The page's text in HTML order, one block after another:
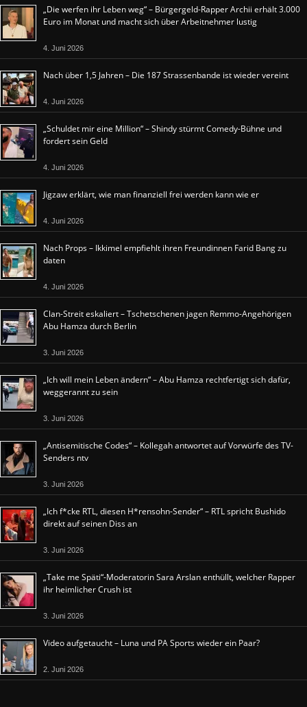
„Die werfen ihr Leben weg“ – Bürgergeld-Rapper Archii erhält 3.000
Euro im Monat und macht sich über Arbeitnehmer lustig
4. Juni 2026
Nach über 1,5 Jahren – Die 187 Strassenbande ist wieder vereint
4. Juni 2026
„Schuldet mir eine Million“ – Shindy stürmt Comedy-Bühne und
fordert sein Geld
4. Juni 2026
Jigzaw erklärt, wie man finanziell frei werden kann wie er
4. Juni 2026
Nach Props – Ikkimel empfiehlt ihren Freundinnen Farid Bang zu
daten
4. Juni 2026
Clan-Streit eskaliert – Tschetschenen jagen Remmo-Angehörigen
Abu Hamza durch Berlin
3. Juni 2026
„Ich will mein Leben ändern“ – Abu Hamza rechtfertigt sich dafür,
weggerannt zu sein
3. Juni 2026
„Antisemitische Codes“ – Kollegah antwortet auf Vorwürfe des TV-
Senders ntv
3. Juni 2026
„Ich f*cke RTL, diesen H*rensohn-Sender“ – RTL spricht Bushido
direkt auf seinen Diss an
3. Juni 2026
„Take me Späti“-Moderatorin Sara Arslan enthüllt, welcher Rapper
ihr heimlicher Crush ist
3. Juni 2026
Video aufgetaucht – Luna und PA Sports wieder ein Paar?
2. Juni 2026